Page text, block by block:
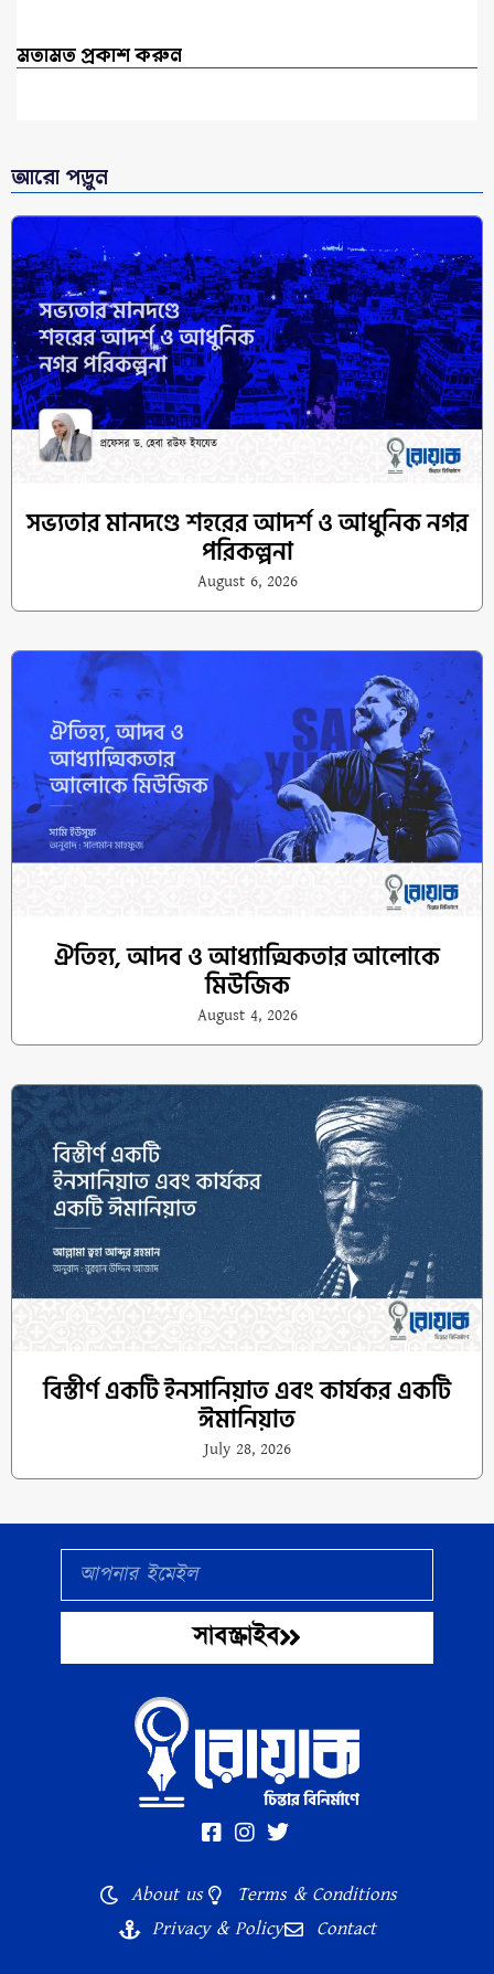
মতামত প্রকাশ করুন
আরো পড়ুন
সভ্যতার মানদণ্ডে শহরের আদর্শ ও আধুনিক নগর
পরিকল্পনা
August 6, 2026
ঐতিহ্য, আদব ও আধ্যাত্মিকতার আলোকে
মিউজিক
August 4, 2026
বিস্তীর্ণ একটি ইনসানিয়াত এবং কার্যকর একটি
ঈমানিয়াত
July 28, 2026
Email
সাবস্ক্রাইব
About us
Terms & Conditions
Privacy & Policy
Contact